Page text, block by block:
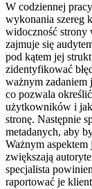
W codziennej
wykonania szereg
widoczność strony
zajmuje się
pod kątem jej
zidentyfikować
ważnym zadaniem
co pozwala
użytkowników i
stronę. Następnie
metadanych, aby
Ważnym
zwiększają
specjalista
raportować je